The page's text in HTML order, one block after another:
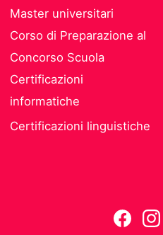
Master universitari
Corso di Preparazione al
Concorso Scuola
Certificazioni
informatiche
Certificazioni linguistiche